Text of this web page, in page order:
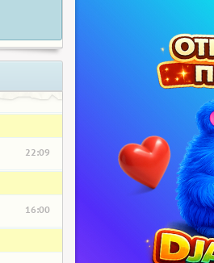
22:09
16:00